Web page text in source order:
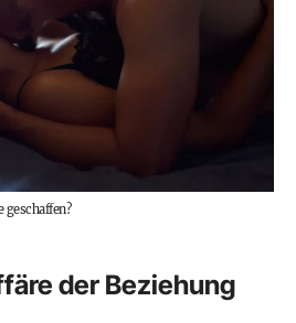
der Beziehung